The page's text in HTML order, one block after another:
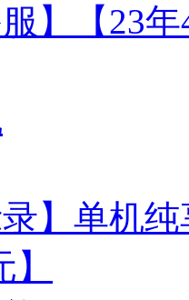
服】【23
录】单机